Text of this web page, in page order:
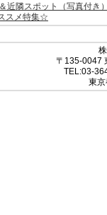
近隣スポット（写真付き
スメ特集☆
〒135-0047
TEL:03-
東